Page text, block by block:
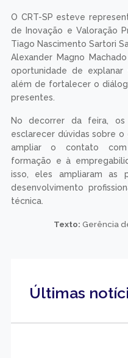
O CRT-SP esteve
de Inovação e Valoração
Tiago Nascimento Sartori
Alexander Magno
oportunidade de
além de fortalecer o
presentes.
No decorrer da feira, os
esclarecer dúvidas sobre
ampliar o contato
formação e à
isso, eles ampliaram as
desenvolvimento
técnica.
Texto: Gerência
Últimas